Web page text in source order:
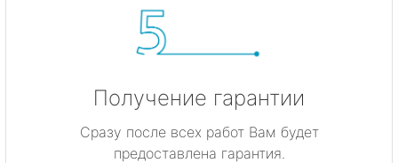
Получение гарантии
Сразу после всех работ Вам будет
предоставлена гарантия.